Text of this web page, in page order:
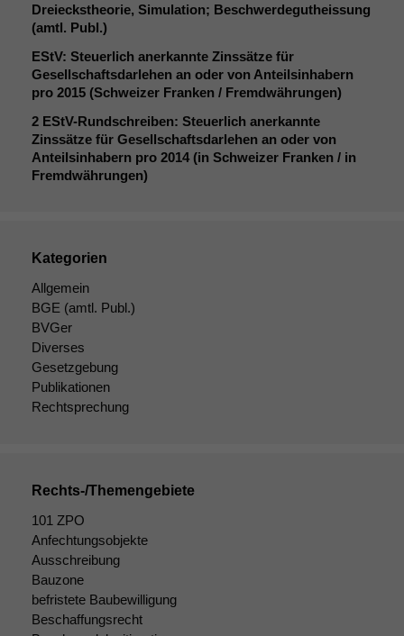
Dreieckstheorie, Simulation; Beschwerdegutheissung
(amtl. Publ.)
EStV: Steuerlich anerkannte Zinssätze für
Gesellschaftsdarlehen an oder von Anteilsinhabern
pro 2015 (Schweizer Franken / Fremdwährungen)
2 EStV-Rundschreiben: Steuerlich anerkannte
Zinssätze für Gesellschaftsdarlehen an oder von
Anteilsinhabern pro 2014 (in Schweizer Franken / in
Fremdwährungen)
Kategorien
Allgemein
BGE (amtl. Publ.)
BVGer
Diverses
Gesetzgebung
Publikationen
Rechtsprechung
Rechts-/Themengebiete
101 ZPO
Anfechtungsobjekte
Ausschreibung
Bauzone
befristete Baubewilligung
Beschaffungsrecht